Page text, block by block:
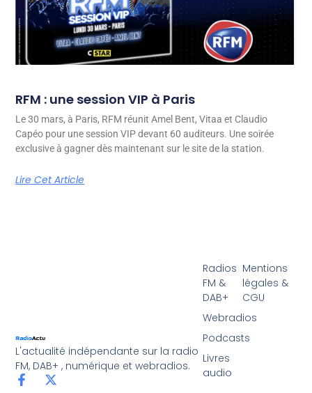
RFM : une session VIP à Paris
Le 30 mars, à Paris, RFM réunit Amel Bent, Vitaa et Claudio
Capéo pour une session VIP devant 60 auditeurs. Une soirée
exclusive à gagner dès maintenant sur le site de la station.
Lire Cet Article
L'actualité indépendante sur la radio
FM, DAB+ , numérique et webradios.
Radios
FM &
DAB+
Webradios
Podcasts
Livres
audio
Mentions
légales &
CGU